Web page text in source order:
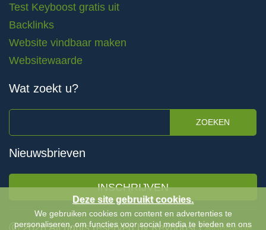
Test Keyboost gratis uit
Backlinks
Website vindbaar maken
Websitewaarde
Wat zoekt u?
ZOEKEN
Nieuwsbrieven
INSCHRIJVEN
Deze site gebruikt cookies.
We gebruiken cookies om content en advertenties te
personaliseren, om functies voor social media te bieden en ons